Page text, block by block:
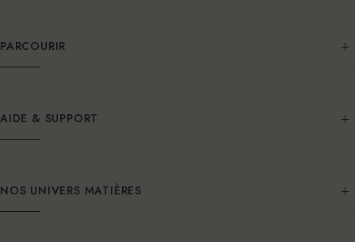
PARCOURIR
AIDE & SUPPORT
NOS UNIVERS MATIÈRES